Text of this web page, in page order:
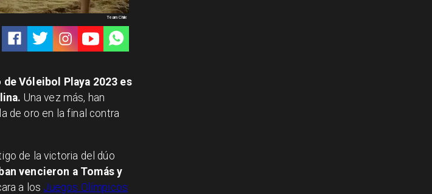
Team Chile
Vóleibol Playa 2023 es
Una vez más, han
de oro en la final contra
de la victoria del dúo
vencieron a Tomás y
a los Juegos Olímpicos